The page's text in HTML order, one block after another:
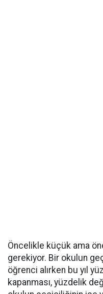
Öncelikle küçük ama
gerekiyor. Bir okulun
öğrenci alırken bu yıl
kapanması, yüzdelik